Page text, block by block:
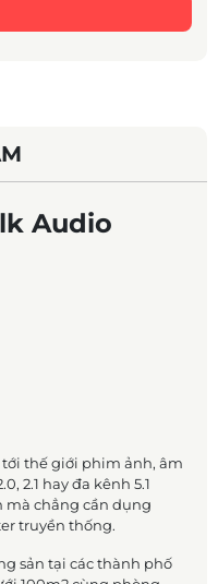
Audio
tới thế giới phim ảnh, âm
2.1 hay đa kênh 5.1
chẳng cần dụng
truyền thống.
sản tại các thành phố